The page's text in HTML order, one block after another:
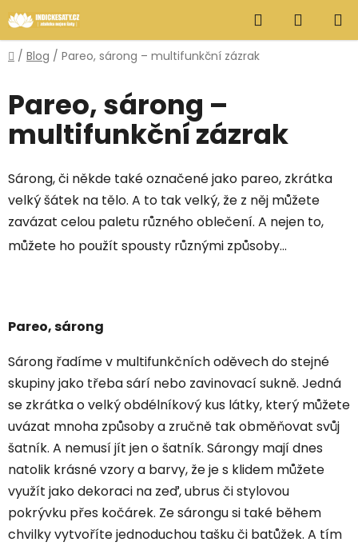
na
obsah
Hledat
KOŠÍK
Domů
/ Blog / Pareo, sárong – multifunkční zázrak
Pareo, sárong –
multifunkční zázrak
Sárong, či někde také označené jako pareo, zkrátka
velký šátek na tělo. A to tak velký, že z něj můžete
zavázat celou paletu různého oblečení. A nejen to,
můžete ho použít spousty různými způsoby...
Pareo, sárong
Sárong řadíme v multifunkčních oděvech do stejné
skupiny jako třeba sárí nebo zavinovací sukně. Jedná
se zkrátka o velký obdélníkový kus látky, který můžete
uvázat mnoha způsoby a zručně tak obměňovat svůj
šatník. A nemusí jít jen o šatník. Sárongy mají dnes
natolik krásné vzory a barvy, že je s klidem můžete
využít jako dekoraci na zeď, ubrus či stylovou
pokrývku přes kočárek. Ze sárongu si také během
chvilky vytvoříte jednoduchou tašku či batůžek. A tím